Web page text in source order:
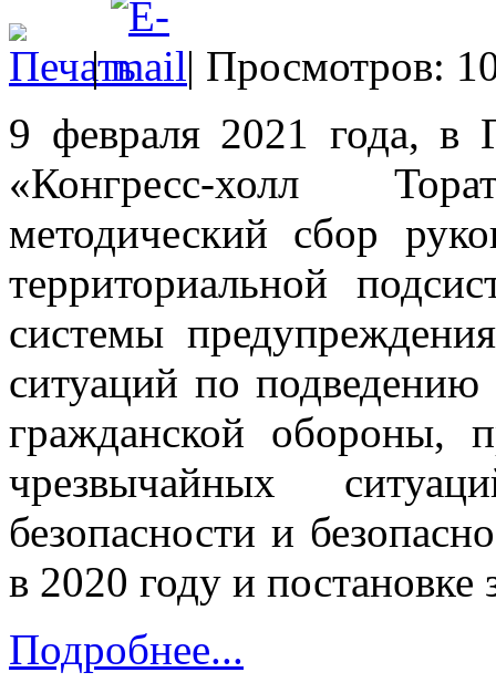
|
| Просмотров:
9 февраля 2021 года, в
«Конгресс-холл
методический сбор
территориальной
системы
ситуаций по подведению
гражданской обороны,
чрезвычайных
безопасности и
в 2020 году и постановке
Подробнее...